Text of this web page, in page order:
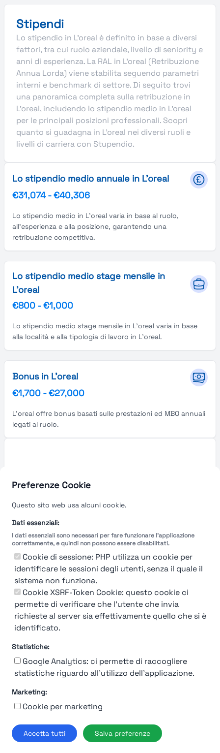
Preferenze Cookie
Questo sito web usa alcuni cookie.
Dati essenziali:
I dati essenziali sono necessari per fare funzionare l'applicazione
correttamente, e quindi non possono essere disabilitati.
Cookie di sessione: PHP utilizza un cookie per
identificare le sessioni degli utenti, senza il quale il
sistema non funziona.
Cookie XSRF-Token Cookie: questo cookie ci
permette di verificare che l'utente che invia
richieste al server sia effettivamente quello che si è
identificato.
Statistiche:
Google Analytics: ci permette di raccogliere
statistiche riguardo all'utilizzo dell'applicazione.
Marketing:
Cookie per marketing
Accetta tutti Salva preferenze
Stipendi
Lo stipendio in L'oreal è definito in base a diversi
fattori, tra cui ruolo aziendale, livello di seniority e
anni di esperienza. La RAL in L'oreal (Retribuzione
Annua Lorda) viene stabilita seguendo parametri
interni e benchmark di settore. Di seguito trovi
una panoramica completa sulla retribuzione in
L'oreal, includendo lo stipendio medio in L'oreal
per le principali posizioni professionali. Scopri
quanto si guadagna in L'oreal nei diversi ruoli e
livelli di carriera con Stupendio.
Lo stipendio medio annuale in L'oreal
€31,074-€40,306
Lo stipendio medio in L'oreal varia in base al ruolo,
all'esperienza e alla posizione, garantendo una
retribuzione competitiva.
Lo stipendio medio stage mensile in
L'oreal
€800 -€1,000
Lo stipendio medio stage mensile in L'oreal varia in base
alla località e alla tipologia di lavoro in L'oreal.
Bonus in L'oreal
€1,700 -€27,000
L'oreal offre bonus basati sulle prestazioni ed MBO annuali
legati al ruolo.
You're Not logged in
LoginorIscrivitiper vedere
Termini e Condizioni
© 2019-2026 Stupendio. Tutti i diritti riservati | Smarteris S.r.l. P.IVA
02659750992 | Capitale Sociale € 2.550 i.v.